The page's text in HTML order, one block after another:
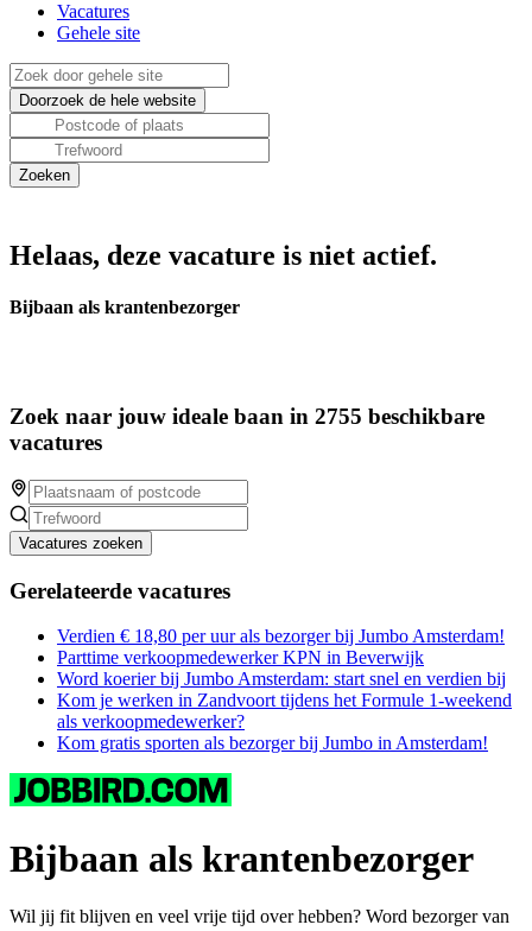
Vacatures
Gehele site
Helaas, deze vacature is niet actief.
Bijbaan als krantenbezorger
Zoek naar jouw ideale baan in 2755 beschikbare
vacatures
Vacatures zoeken
Gerelateerde vacatures
Verdien € 18,80 per uur als bezorger bij Jumbo Amsterdam!
Parttime verkoopmedewerker KPN in Beverwijk
Word koerier bij Jumbo Amsterdam: start snel en verdien bij
Kom je werken in Zandvoort tijdens het Formule 1-weekend
als verkoopmedewerker?
Kom gratis sporten als bezorger bij Jumbo in Amsterdam!
Bijbaan als krantenbezorger
Wil jij fit blijven en veel vrije tijd over hebben? Word bezorger van